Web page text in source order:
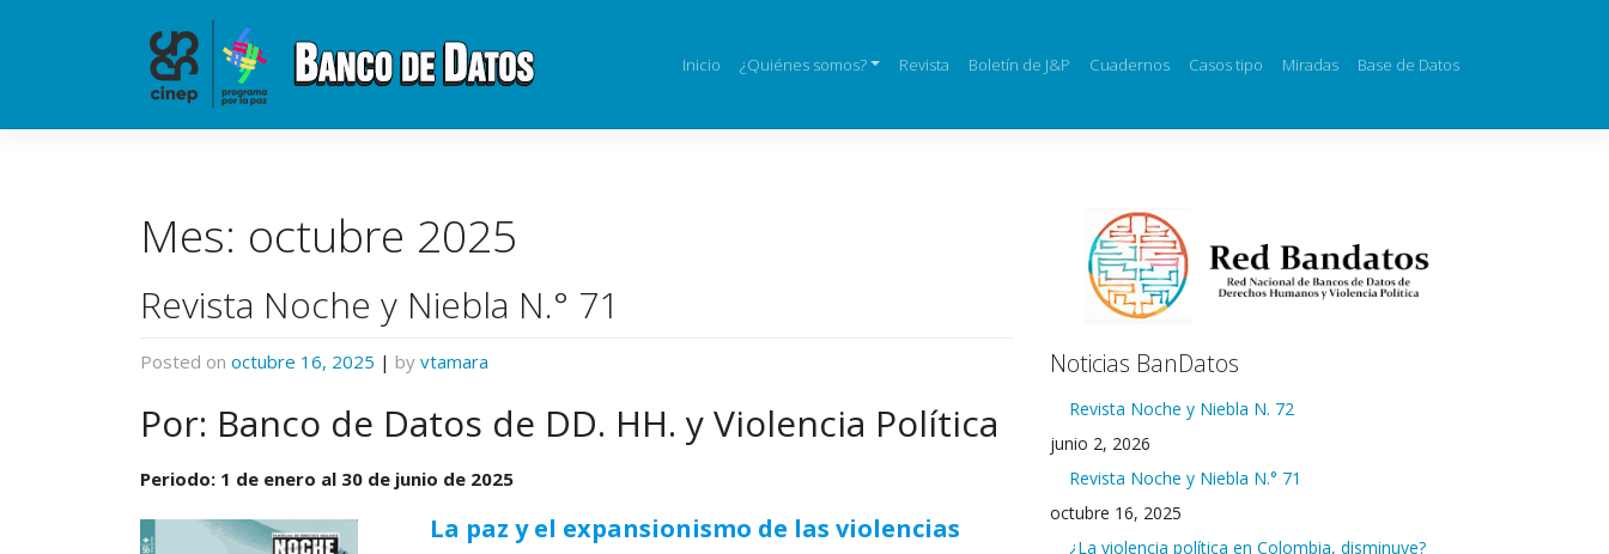
Inicio ¿Quiénes somos? Revista Boletín de J&P Cuadernos Casos tipo Miradas Base de Datos
Mes: octubre 2025
Revista Noche y Niebla N.° 71
Posted on octubre 16, 2025 | by vtamara
Por: Banco de Datos de DD. HH. y Violencia Política
Periodo: 1 de enero al 30 de junio de 2025
La paz y el expansionismo de las violencias
Noticias BanDatos
Revista Noche y Niebla N. 72
junio 2, 2026
Revista Noche y Niebla N.° 71
octubre 16, 2025
¿La violencia política en Colombia, disminuye?